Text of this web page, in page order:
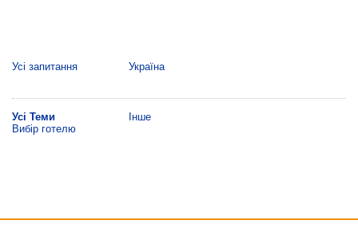
Усі запитання Україна
Усі Теми
Вибір готелю
Інше